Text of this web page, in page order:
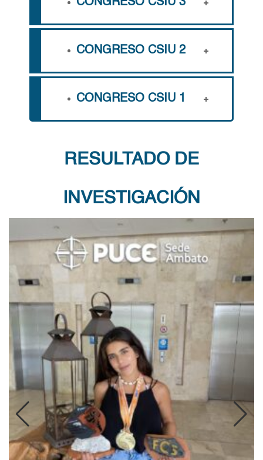
CONGRESO CSIU 3
CONGRESO CSIU 2
CONGRESO CSIU 1
RESULTADO DE
INVESTIGACIÓN